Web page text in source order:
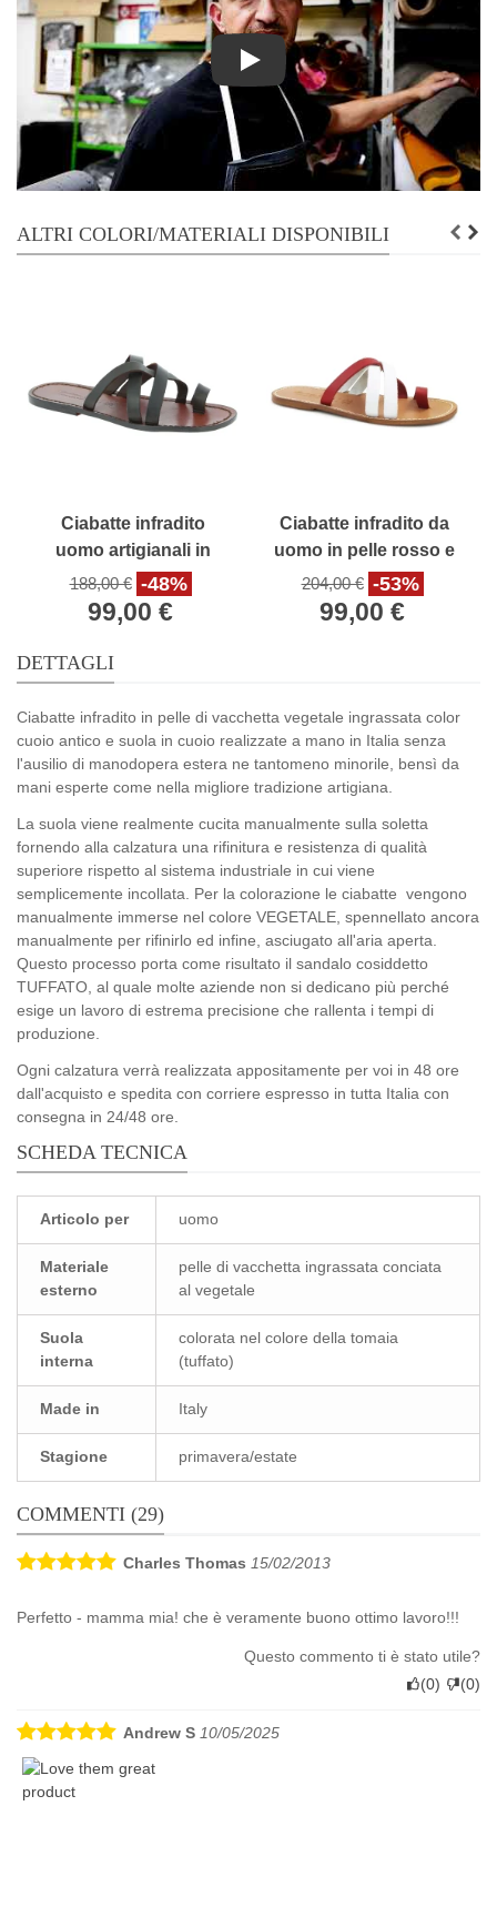
Play
ALTRI COLORI/MATERIALI DISPONIBILI
Ciabatte infradito
uomo artigianali in
pelle color testa di
moro
188,00 € -48%
99,00 €
Ciabatte infradito da
uomo in pelle rosso e
bianco
204,00 € -53%
99,00 €
DETTAGLI
Ciabatte infradito in pelle di vacchetta vegetale ingrassata color
cuoio antico e suola in cuoio realizzate a mano in Italia senza
l'ausilio di manodopera estera ne tantomeno minorile, bensì da
mani esperte come nella migliore tradizione artigiana.
La suola viene realmente cucita manualmente sulla soletta
fornendo alla calzatura una rifinitura e resistenza di qualità
superiore rispetto al sistema industriale in cui viene
semplicemente incollata. Per la colorazione le ciabatte vengono
manualmente immerse nel colore VEGETALE, spennellato ancora
manualmente per rifinirlo ed infine, asciugato all'aria aperta.
Questo processo porta come risultato il sandalo cosiddetto
TUFFATO, al quale molte aziende non si dedicano più perché
esige un lavoro di estrema precisione che rallenta i tempi di
produzione.
Ogni calzatura verrà realizzata appositamente per voi in 48 ore
dall'acquisto e spedita con corriere espresso in tutta Italia con
consegna in 24/48 ore.
SCHEDA TECNICA
Articolo per uomo
Materiale
esterno
pelle di vacchetta ingrassata conciata
al vegetale
Suola
interna
colorata nel colore della tomaia
(tuffato)
Made in Italy
Stagione primavera/estate
COMMENTI (29)
Charles Thomas 15/02/2013
Perfetto - mamma mia! che è veramente buono ottimo lavoro!!!
Questo commento ti è stato utile?
(0) (0)
Andrew S 10/05/2025